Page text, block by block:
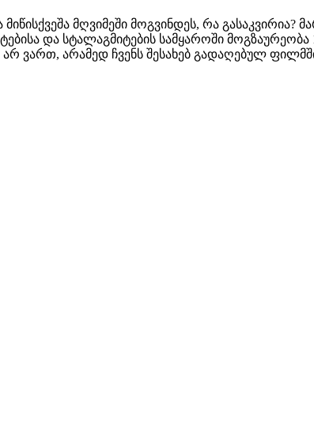
მღვიმეში მოგვინდეს, რა
და სტალაგმიტების სამყაროში
ვართ, არამედ ჩვენს შესახებ გადაღებულ